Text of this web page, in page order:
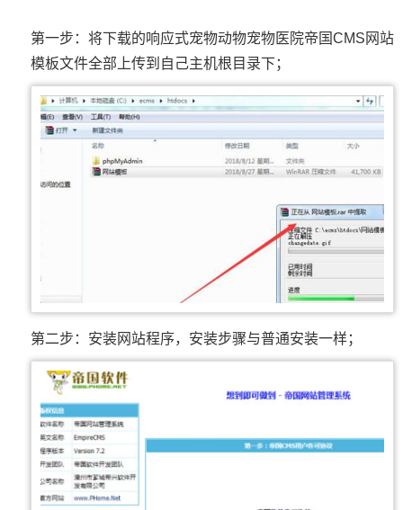
第一步：将下载的响应式宠物动物宠物医院帝国CMS网站
模板文件全部上传到自己主机根目录下；
第二步：安装网站程序，安装步骤与普通安装一样；